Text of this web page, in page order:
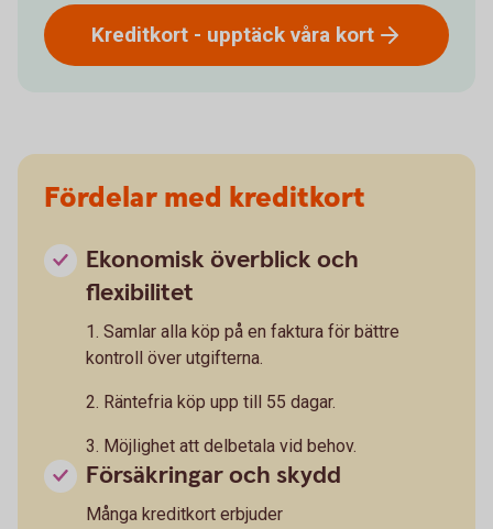
Kreditkort - upptäck våra kort
Fördelar med kreditkort
Ekonomisk överblick och
flexibilitet
1. Samlar alla köp på en faktura för bättre
kontroll över utgifterna.
2. Räntefria köp upp till 55 dagar.
3. Möjlighet att delbetala vid behov.
Försäkringar och skydd
Många kreditkort erbjuder